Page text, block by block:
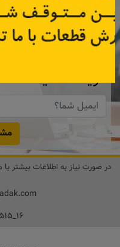
با عضویت در
همین
دریافت کنید.
در صورت نیاز به اطلاعات بیشتر با
۰۲۱